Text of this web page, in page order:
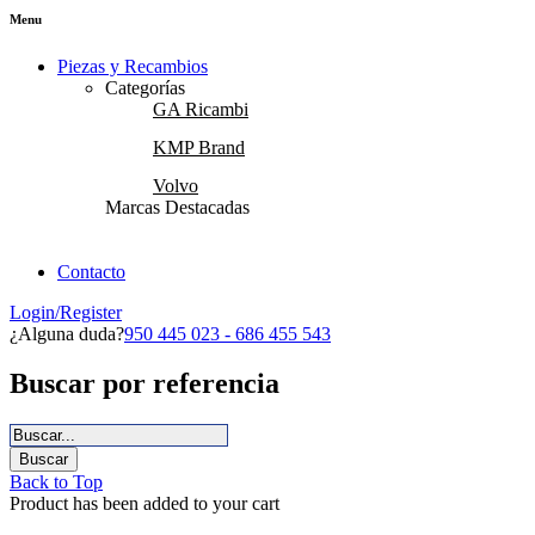
Menu
Piezas y Recambios
Categorías
GA Ricambi
KMP Brand
Volvo
Marcas Destacadas
Contacto
Login/Register
¿Alguna duda?950 445 023 - 686 455 543
Buscar por referencia
Back to Top
Product has been added to your cart